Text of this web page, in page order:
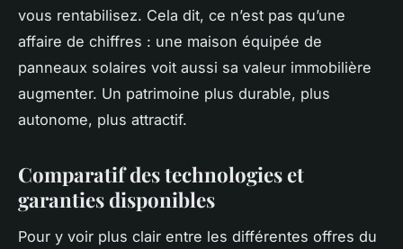
vous rentabilisez. Cela dit, ce n’est pas qu’une
affaire de chiffres : une maison équipée de
panneaux solaires voit aussi sa valeur immobilière
augmenter. Un patrimoine plus durable, plus
autonome, plus attractif.
Comparatif des technologies et
garanties disponibles
Pour y voir plus clair entre les différentes offres du